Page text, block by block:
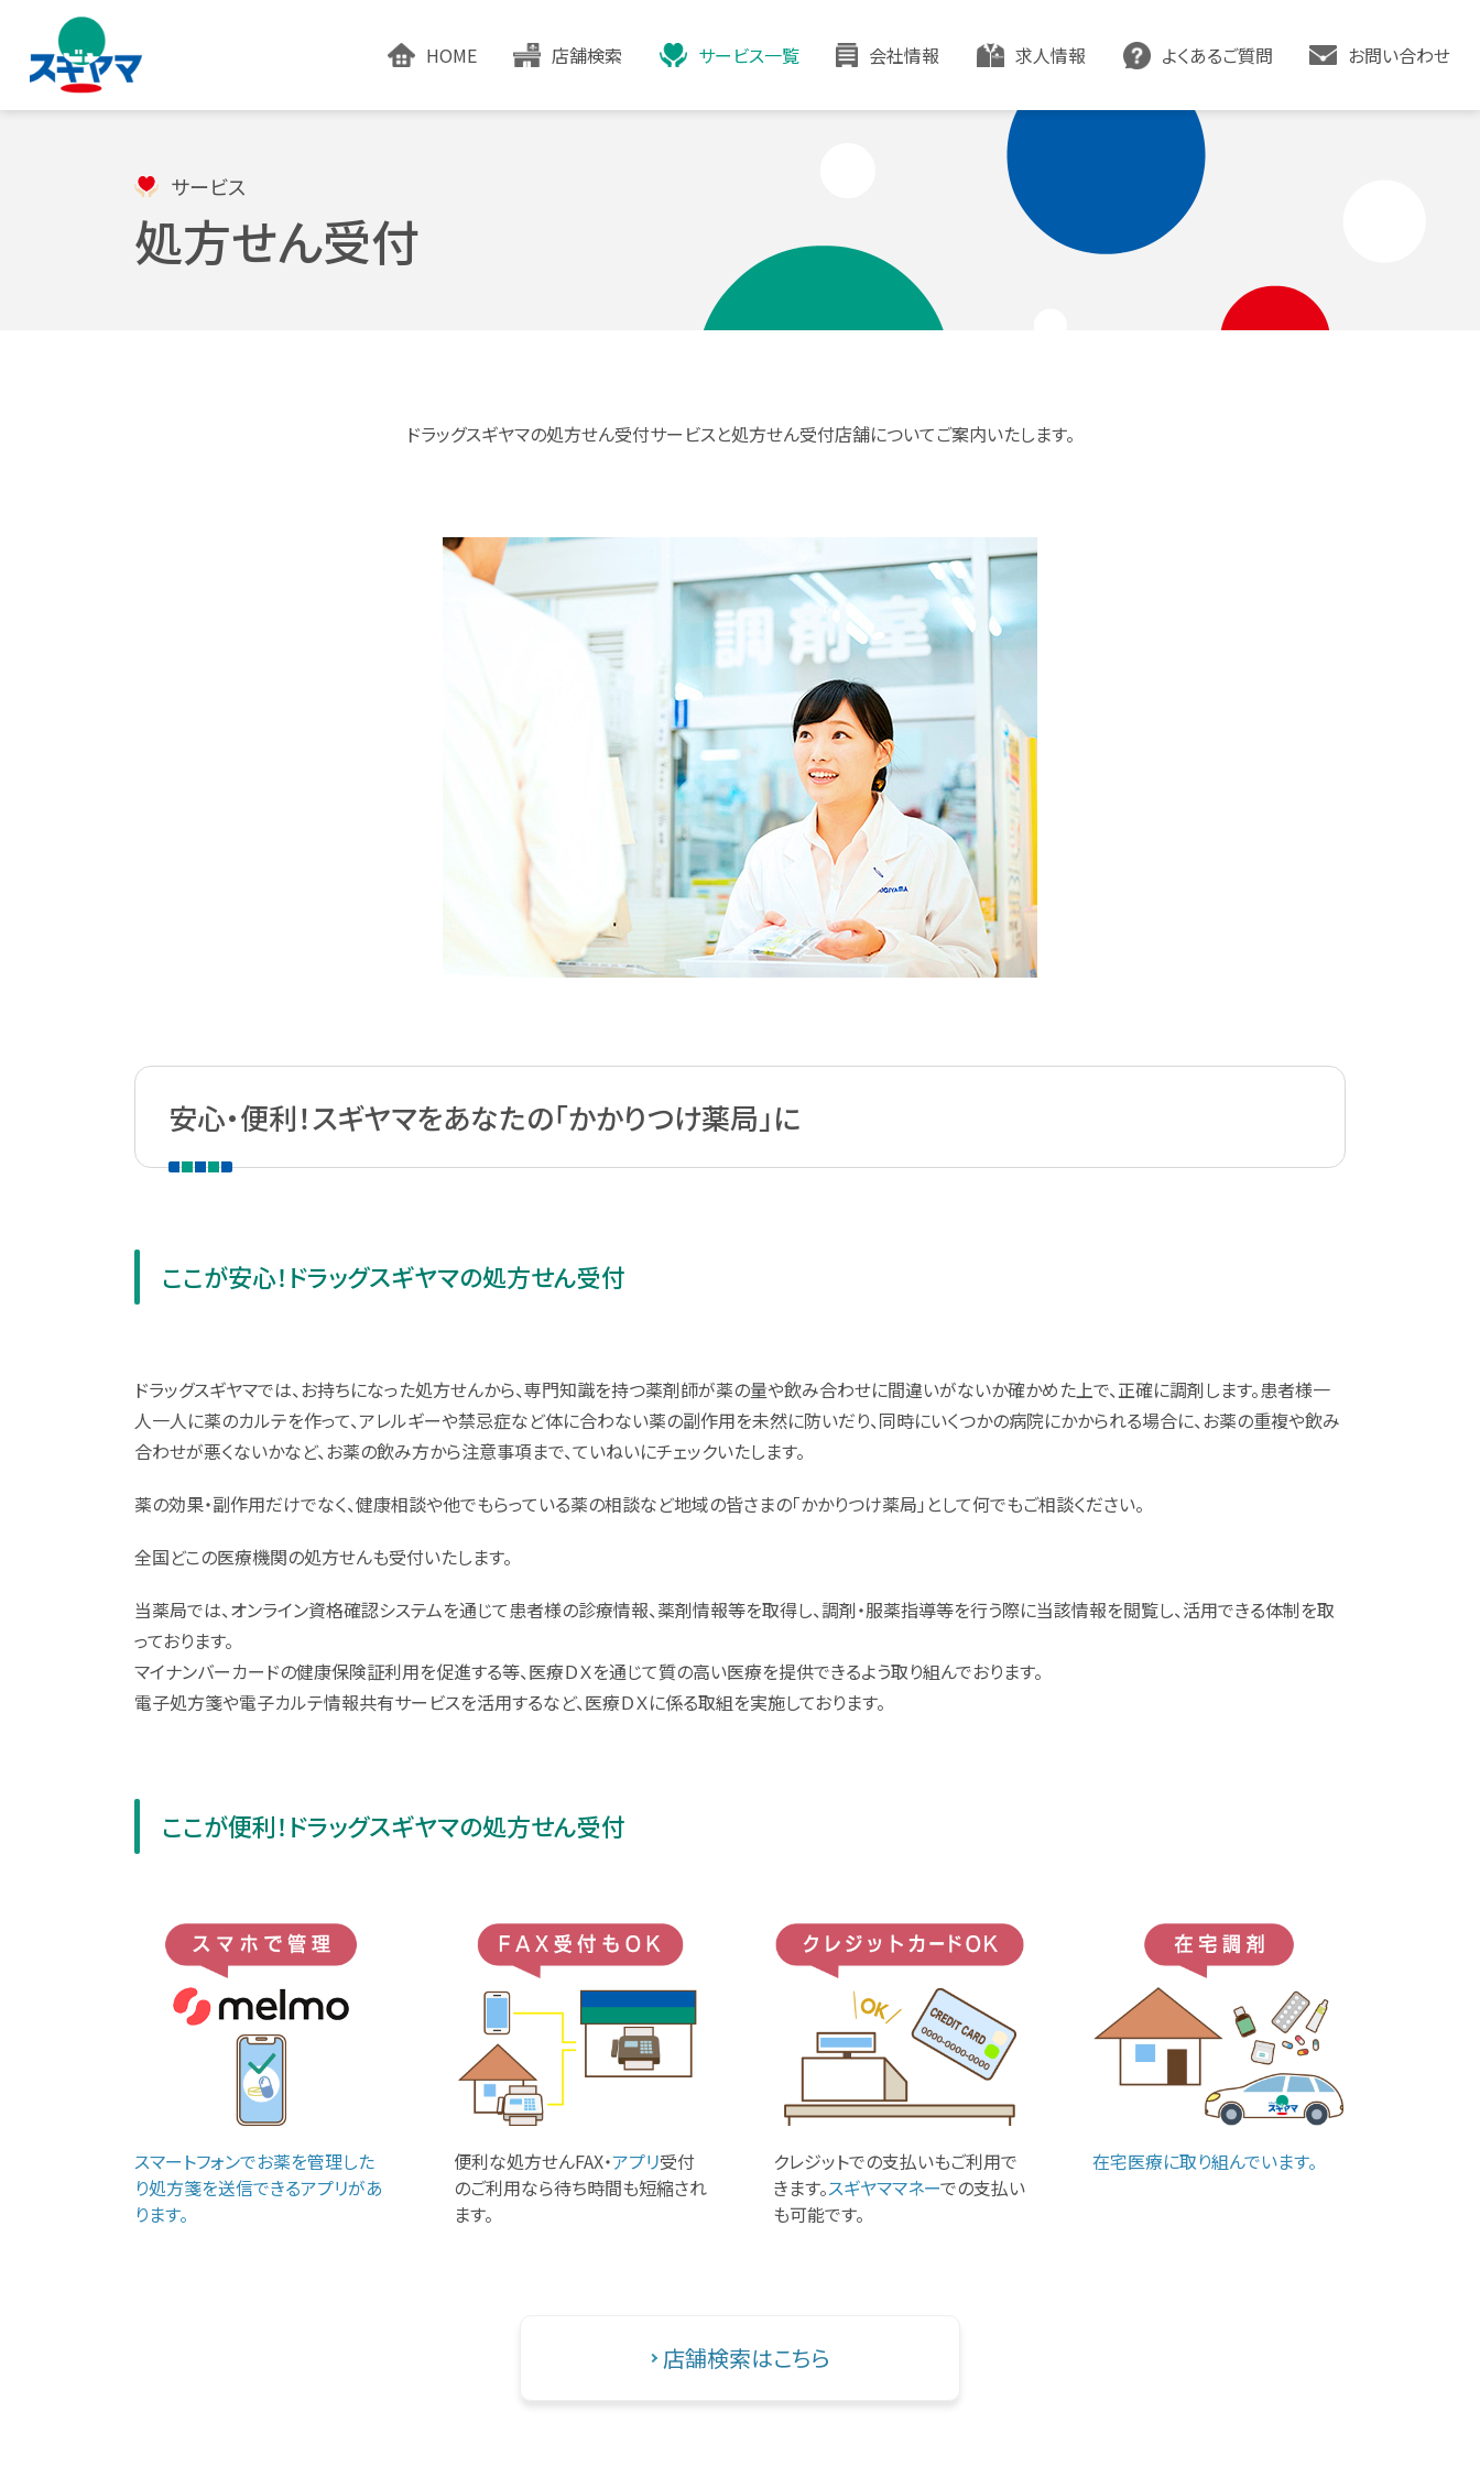
HOME 店舗検索 サービス一覧 会社情報 求人情報 よくあるご質問 お問い合わせ
サービス
処方せん受付
ドラッグスギヤマの処方せん受付サービスと処方せん受付店舗についてご案内いたします。
安心・便利！スギヤマをあなたの「かかりつけ薬局」に
ここが安心！ドラッグスギヤマの処方せん受付
ドラッグスギヤマでは、お持ちになった処方せんから、専門知識を持つ薬剤師が薬の量や飲み合わせに間違いがないか確かめた上で、正確に調剤します。患者様一
人一人に薬のカルテを作って、アレルギーや禁忌症など体に合わない薬の副作用を未然に防いだり、同時にいくつかの病院にかかられる場合に、お薬の重複や飲み
合わせが悪くないかなど、お薬の飲み方から注意事項まで、ていねいにチェックいたします。
薬の効果・副作用だけでなく、健康相談や他でもらっている薬の相談など地域の皆さまの「かかりつけ薬局」として何でもご相談ください。
全国どこの医療機関の処方せんも受付いたします。
当薬局では、オンライン資格確認システムを通じて患者様の診療情報、薬剤情報等を取得し、調剤・服薬指導等を行う際に当該情報を閲覧し、活用できる体制を取
っております。
マイナンバーカードの健康保険証利用を促進する等、医療ＤＸを通じて質の高い医療を提供できるよう取り組んでおります。
電子処方箋や電子カルテ情報共有サービスを活用するなど、医療ＤＸに係る取組を実施しております。
ここが便利！ドラッグスギヤマの処方せん受付
スマートフォンでお薬を管理した
り処方箋を送信できるアプリがあ
ります。
便利な処方せんFAX・アプリ受付
のご利用なら待ち時間も短縮され
ます。
クレジットでの支払いもご利用で
きます。スギヤママネーでの支払い
も可能です。
在宅医療に取り組んでいます。
店舗検索はこちら